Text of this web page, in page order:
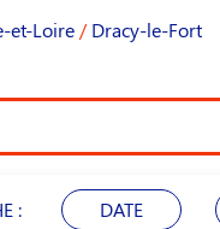
et-Loire / Dracy-le-Fort
: DATE